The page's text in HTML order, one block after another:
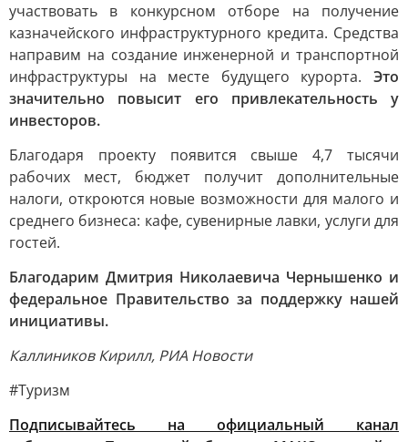
участвовать в конкурсном отборе на получение
казначейского инфраструктурного кредита. Средства
направим на создание инженерной и транспортной
инфраструктуры на месте будущего курорта. Это
значительно повысит его привлекательность у
инвесторов.
Благодаря проекту появится свыше 4,7 тысячи
рабочих мест, бюджет получит дополнительные
налоги, откроются новые возможности для малого и
среднего бизнеса: кафе, сувенирные лавки, услуги для
гостей.
Благодарим Дмитрия Николаевича Чернышенко и
федеральное Правительство за поддержку нашей
инициативы.
Каллиников Кирилл, РИА Новости
#Туризм
Подписывайтесь на официальный канал